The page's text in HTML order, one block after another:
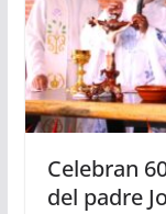
Celebran
del padre